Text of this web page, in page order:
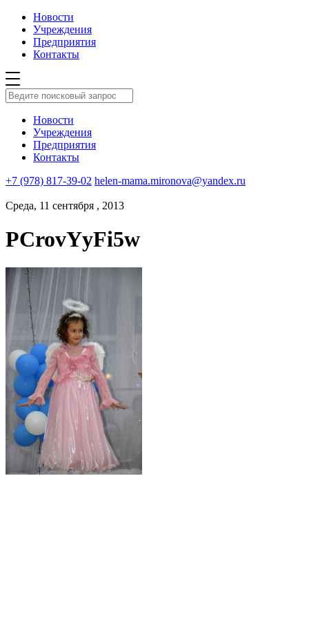
Новости
Учреждения
Предприятия
Контакты
Новости
Учреждения
Предприятия
Контакты
+7 (978) 817-39-02 helen-mama.mironova@yandex.ru
Среда, 11 сентября , 2013
PCrovYyFi5w